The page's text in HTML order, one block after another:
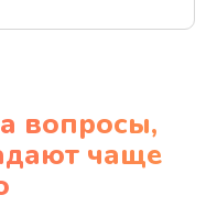
чистка
вопросы,
чаще